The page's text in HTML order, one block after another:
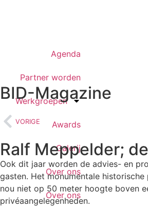
Agenda
Partner worden
Werkgroepen
Awards
Galerij
Over ons
Over ons
BID-Magazine
VORIGE
Ralf Meppelder;
Ook dit jaar worden de advies- en
gasten. Het monumentale
nou niet op 50 meter hoogte boven
privéaangelegenheden.